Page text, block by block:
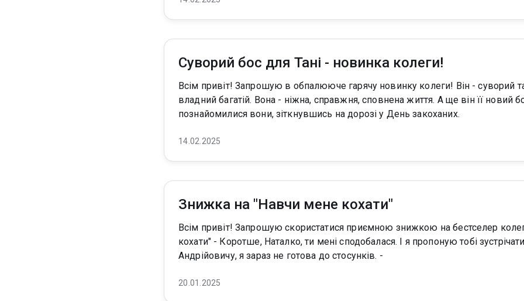
Суворий бос для Тані - новинка колеги!
Всім привіт! Запрошую в обпалююче гарячу новинку колеги! Він - суворий та холодний
владний багатій. Вона - ніжна, справжня, сповнена життя. А ще він її новий
познайомилися вони, зіткнувшись на дорозі у День закоханих.
14.02.2025
Знижка на "Навчи мене кохати"
Всім привіт! Запрошую скористатися приємною знижкою на бестселер колеги) "Навчи мене
кохати" - Коротше, Наталко, ти мені сподобалася. І я пропоную тобі зустрічатись. - Романе
Андрійовичу, я зараз не готова до стосунків. -
20.01.2025